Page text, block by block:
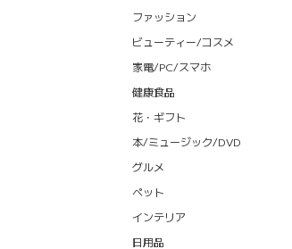
ファッション
ビューティー/コスメ
家電/PC/スマホ
健康食品
花・ギフト
本/ミュージック/DVD
グルメ
ペット
インテリア
日用品